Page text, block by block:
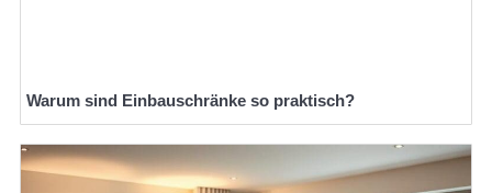
Warum sind Einbauschränke so praktisch?